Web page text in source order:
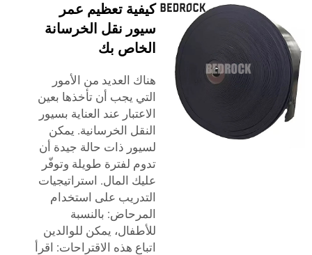
كيفية تعظيم عمر
سيور نقل الخرسانة
الخاص بك
هناك العديد من الأمور
التي يجب أن تأخذها بعين
الاعتبار عند العناية بسيور
النقل الخرسانية. يمكن
لسيور ذات حالة جيدة أن
تدوم لفترة طويلة وتوفّر
عليك المال. استراتيجيات
التدريب على استخدام
المرحاض: بالنسبة
للأطفال، يمكن للوالدين
اتباع هذه الاقتراحات: اقرأ